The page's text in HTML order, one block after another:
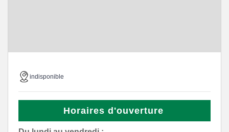
indisponible
Horaires d'ouverture